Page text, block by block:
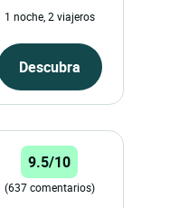
1 noche, 2 viajeros
Descubra
9.5/10
(637 comentarios)